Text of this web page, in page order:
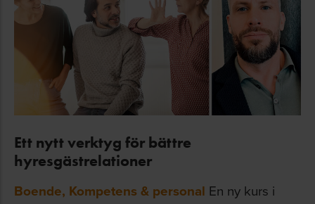
Ett nytt verktyg för bättre
hyresgästrelationer
Boende, Kompetens & personal En ny kurs i